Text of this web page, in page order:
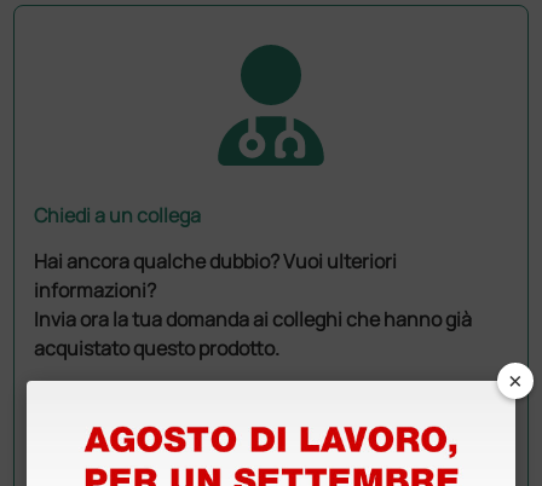
Chiedi a un collega
Hai ancora qualche dubbio? Vuoi ulteriori
informazioni?
Invia ora la tua domanda ai colleghi che hanno già
acquistato questo prodotto.
×